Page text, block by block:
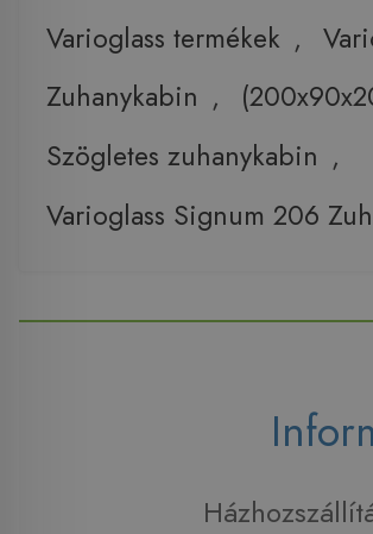
Varioglass termékek ,
Zuhanykabin ,
Szögletes zuhanykabin ,
Varioglass Signum 206